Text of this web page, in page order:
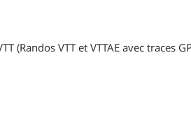
(Randos VTT et VTTAE avec traces